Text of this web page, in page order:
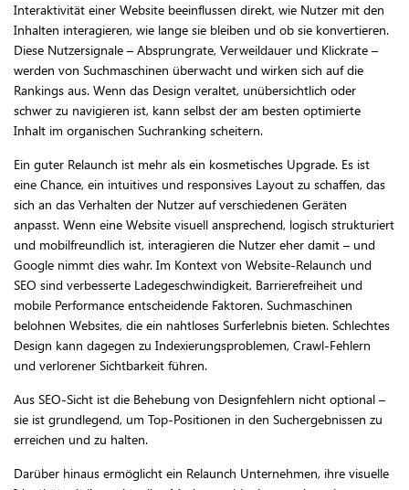
Interaktivität einer Website beeinflussen direkt, wie Nutzer mit den
Inhalten interagieren, wie lange sie bleiben und ob sie konvertieren.
Diese Nutzersignale – Absprungrate, Verweildauer und Klickrate –
werden von Suchmaschinen überwacht und wirken sich auf die
Rankings aus. Wenn das Design veraltet, unübersichtlich oder
schwer zu navigieren ist, kann selbst der am besten optimierte
Inhalt im organischen Suchranking scheitern.
Ein guter Relaunch ist mehr als ein kosmetisches Upgrade. Es ist
eine Chance, ein intuitives und responsives Layout zu schaffen, das
sich an das Verhalten der Nutzer auf verschiedenen Geräten
anpasst. Wenn eine Website visuell ansprechend, logisch strukturiert
und mobilfreundlich ist, interagieren die Nutzer eher damit – und
Google nimmt dies wahr. Im Kontext von Website-Relaunch und
SEO sind verbesserte Ladegeschwindigkeit, Barrierefreiheit und
mobile Performance entscheidende Faktoren. Suchmaschinen
belohnen Websites, die ein nahtloses Surferlebnis bieten. Schlechtes
Design kann dagegen zu Indexierungsproblemen, Crawl-Fehlern
und verlorener Sichtbarkeit führen.
Aus SEO-Sicht ist die Behebung von Designfehlern nicht optional –
sie ist grundlegend, um Top-Positionen in den Suchergebnissen zu
erreichen und zu halten.
Darüber hinaus ermöglicht ein Relaunch Unternehmen, ihre visuelle